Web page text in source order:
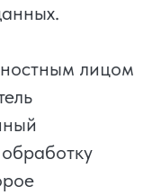
лицом